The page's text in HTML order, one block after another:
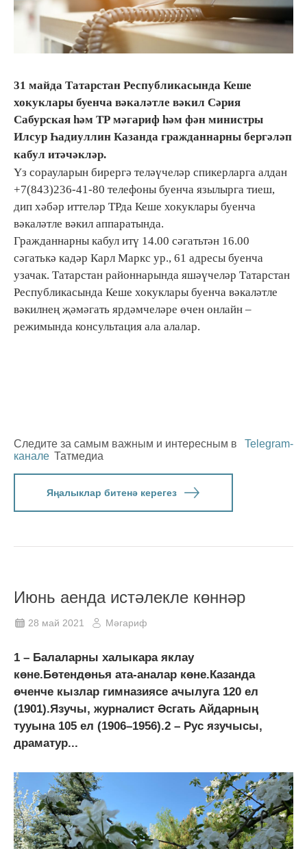
31 майда Татарстан Республикасында Кеше
хокуклары буенча вәкаләтле вәкил Сәрия
Сабурская һәм ТР мәгариф һәм фән министры
Илсур Һадиуллин Казанда гражданнарны бергәләп
кабул итәчәкләр.
Үз сорауларын бирергә теләүчеләр спикерларга алдан
+7(843)236-41-80 телефоны буенча язылырга тиеш,
дип хәбәр иттеләр ТРда Кеше хокуклары буенча
вәкаләтле вәкил аппаратында.
Гражданнарны кабул итү 14.00 сәгатьтән 16.00
сәгатькә кадәр Карл Маркс ур., 61 адресы буенча
узачак. Татарстан районнарында яшәүчеләр Татарстан
Республикасында Кеше хокуклары буенча вәкаләтле
вәкилнең җәмәгать ярдәмчеләре өчен онлайн –
режимында консультация ала алалар.
Следите за самым важным и интересным в
Telegram-
канале Татмедиа
Яңалыклар битенә керегез
Июнь аенда истәлекле көннәр
28 май 2021 Мәгариф
1 – Балаларны халыкара яклау
көне.Бөтендөнья ата-аналар көне.Казанда
өченче кызлар гимназиясе ачылуга 120 ел
(1901).Язучы, журналист Әсгать Айдарның
тууына 105 ел (1906–1956).2 – Рус язучысы,
драматур...